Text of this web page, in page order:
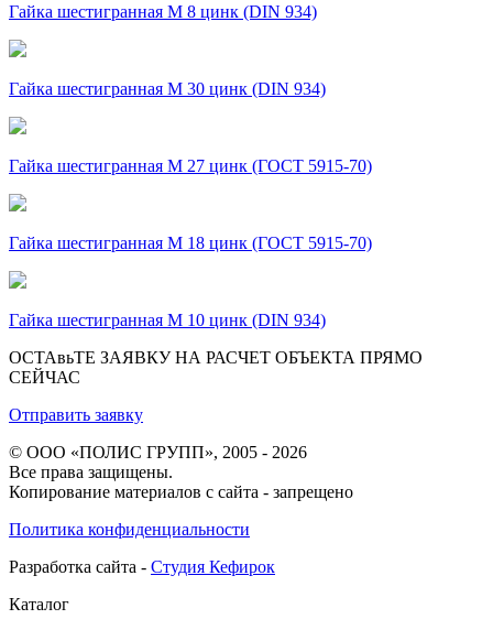
Гайка шестигранная М 8 цинк (DIN 934)
Гайка шестигранная М 30 цинк (DIN 934)
Гайка шестигранная М 27 цинк (ГОСТ 5915-70)
Гайка шестигранная М 18 цинк (ГОСТ 5915-70)
Гайка шестигранная М 10 цинк (DIN 934)
ОСТАвьТЕ ЗАЯВКУ НА РАСЧЕТ ОБЪЕКТА ПРЯМО
СЕЙЧАС
Отправить заявку
© ООО «ПОЛИС ГРУПП», 2005 - 2026
Все права защищены.
Копирование материалов с сайта - запрещено
Политика конфиденциальности
Разработка сайта - Студия Кефирок
Каталог